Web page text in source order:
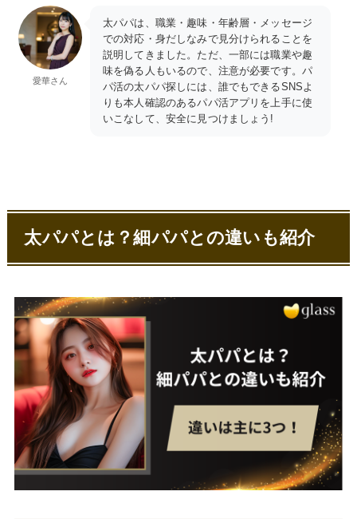
愛華さん
太パパは、職業・趣味・年齢層・メッセージ
での対応・身だしなみで見分けられることを
説明してきました。ただ、一部には職業や趣
味を偽る人もいるので、注意が必要です。パ
パ活の太パパ探しには、誰でもできるSNSよ
りも本人確認のあるパパ活アプリを上手に使
いこなして、安全に見つけましょう!
太パパとは？細パパとの違いも紹介